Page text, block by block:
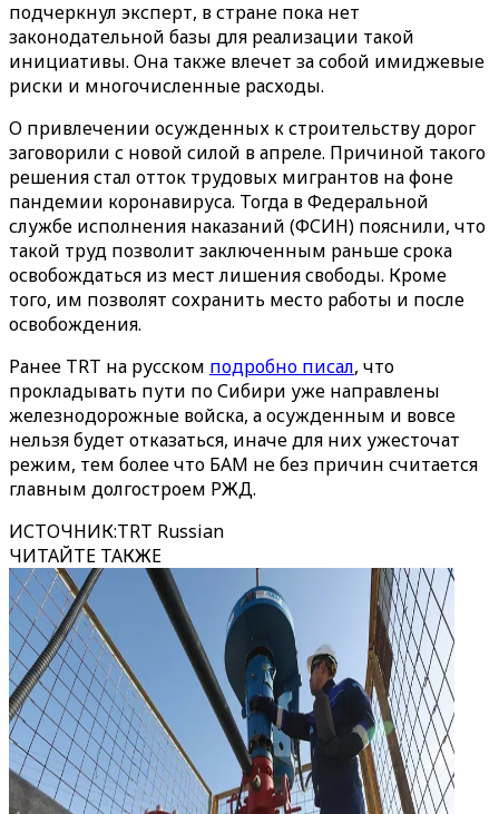
подчеркнул эксперт, в стране пока нет
законодательной базы для реализации такой
инициативы. Она также влечет за собой имиджевые
риски и многочисленные расходы.
О привлечении осужденных к строительству дорог
заговорили с новой силой в апреле. Причиной такого
решения стал отток трудовых мигрантов на фоне
пандемии коронавируса. Тогда в Федеральной
службе исполнения наказаний (ФСИН) пояснили, что
такой труд позволит заключенным раньше срока
освобождаться из мест лишения свободы. Кроме
того, им позволят сохранить место работы и после
освобождения.
Ранее TRT на русском подробно писал, что
прокладывать пути по Сибири уже направлены
железнодорожные войска, а осужденным и вовсе
нельзя будет отказаться, иначе для них ужесточат
режим, тем более что БАМ не без причин считается
главным долгостроем РЖД.
ИСТОЧНИК:TRT Russian
ЧИТАЙТЕ ТАКЖЕ